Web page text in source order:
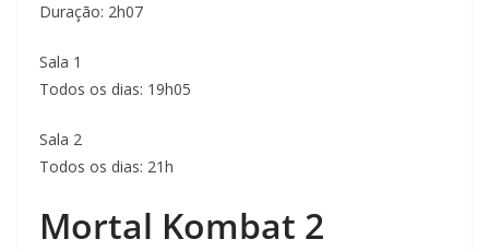
Duração: 2h07
Sala 1
Todos os dias: 19h05
Sala 2
Todos os dias: 21h
Mortal Kombat 2